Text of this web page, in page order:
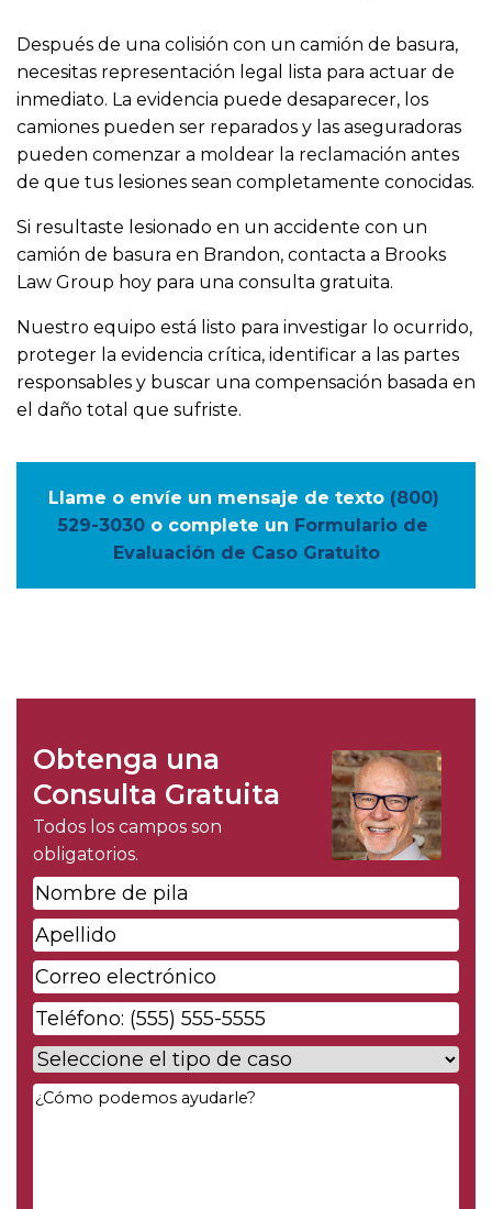
Después de una colisión con un camión de basura,
necesitas representación legal lista para actuar de
inmediato. La evidencia puede desaparecer, los
camiones pueden ser reparados y las aseguradoras
pueden comenzar a moldear la reclamación antes
de que tus lesiones sean completamente conocidas.
Si resultaste lesionado en un accidente con un
camión de basura en Brandon, contacta a Brooks
Law Group hoy para una consulta gratuita.
Nuestro equipo está listo para investigar lo ocurrido,
proteger la evidencia crítica, identificar a las partes
responsables y buscar una compensación basada en
el daño total que sufriste.
Llame o envíe un mensaje de texto (800)
529-3030 o complete un Formulario de
Evaluación de Caso Gratuito
Obtenga una
Consulta Gratuita
Todos los campos son
obligatorios.
Nombre
de
pila*
Apellido*
Correo
electrónico*
Phone*
Case
Type*
Your